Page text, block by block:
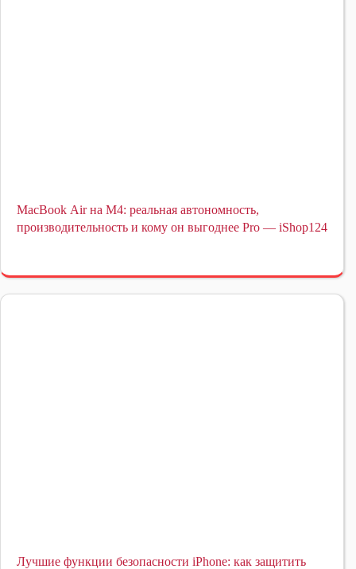
MacBook Air на M4: реальная автономность,
производительность и кому он выгоднее Pro — iShop124
Лучшие функции безопасности iPhone: как защитить